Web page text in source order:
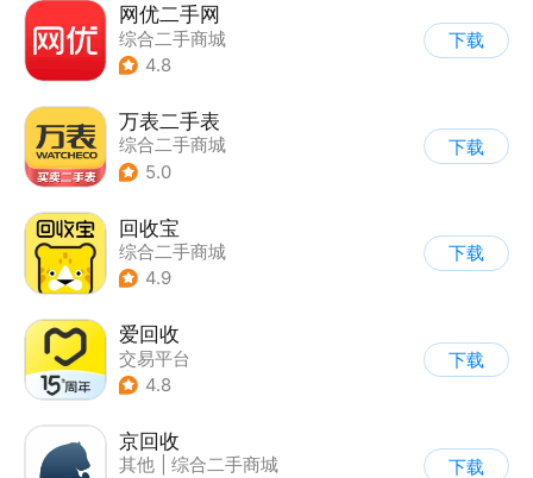
网优二手网
综合二手商城
4.8
下载
万表二手表
综合二手商城
5.0
下载
回收宝
综合二手商城
4.9
下载
爱回收
交易平台
| 综合二手商城
4.8
下载
京回收
其他
综合二手商城
下载